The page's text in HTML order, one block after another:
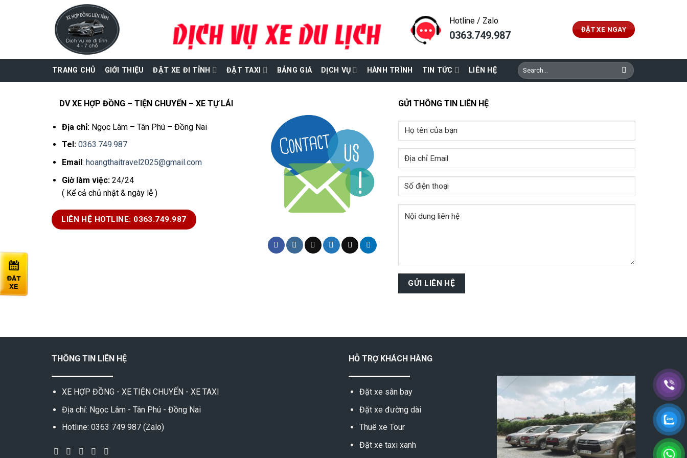
Hotline / Zalo
0363.749.987 ĐẶT XE NGAY
TRANG CHỦ GIỚI THIỆU ĐẶT XE ĐI TỈNH ĐẶT TAXI BẢNG GIÁ DỊCH VỤ HÀNH TRÌNH TIN TỨC LIÊN HỆ
Search
for:
DV XE HỢP ĐỒNG – TIỆN CHUYẾN – XE TỰ LÁI
Địa chỉ: Ngọc Lâm – Tân Phú – Đồng Nai
Tel: 0363.749.987
Email:hoangthaitravel2025@gmail.com
Giờ làm việc: 24/24
( Kể cả chủ nhật & ngày lễ )
LIÊN HỆ HOTLINE: 0363.749.987
GỬI THÔNG TIN LIÊN HỆ
THÔNG TIN LIÊN HỆ
XE HỢP ĐỒNG - XE TIỆN CHUYẾN - XE TAXI
Địa chỉ: Ngọc Lâm - Tân Phú - Đồng Nai
Hotline: 0363 749 987 (Zalo)
HỖ TRỢ KHÁCH HÀNG
Đặt xe sân bay
Đặt xe đường dài
Thuê xe Tour
Đặt xe taxi xanh